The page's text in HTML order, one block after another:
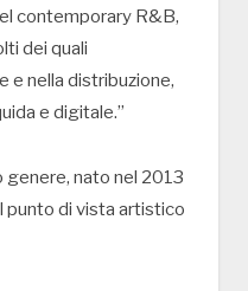
contemporary R&B,
dei quali
e nella distribuzione,
e digitale.”
genere, nato nel 2013
punto di vista artistico